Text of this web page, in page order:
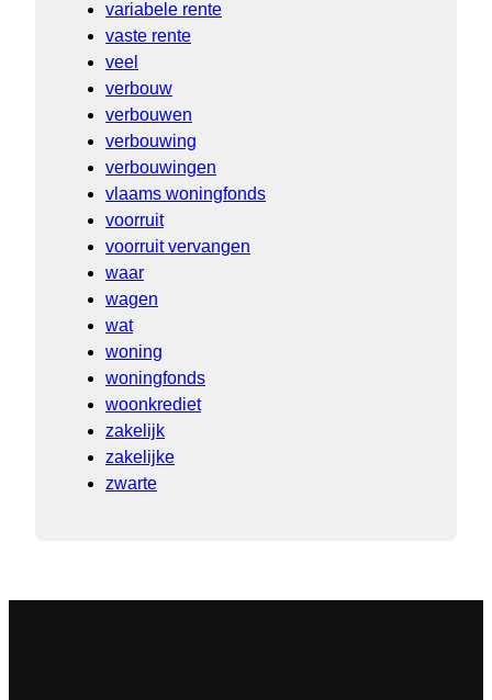
variabele rente
vaste rente
veel
verbouw
verbouwen
verbouwing
verbouwingen
vlaams woningfonds
voorruit
voorruit vervangen
waar
wagen
wat
woning
woningfonds
woonkrediet
zakelijk
zakelijke
zwarte